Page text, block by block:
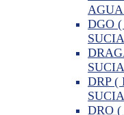
DGO
DRP (
DRO